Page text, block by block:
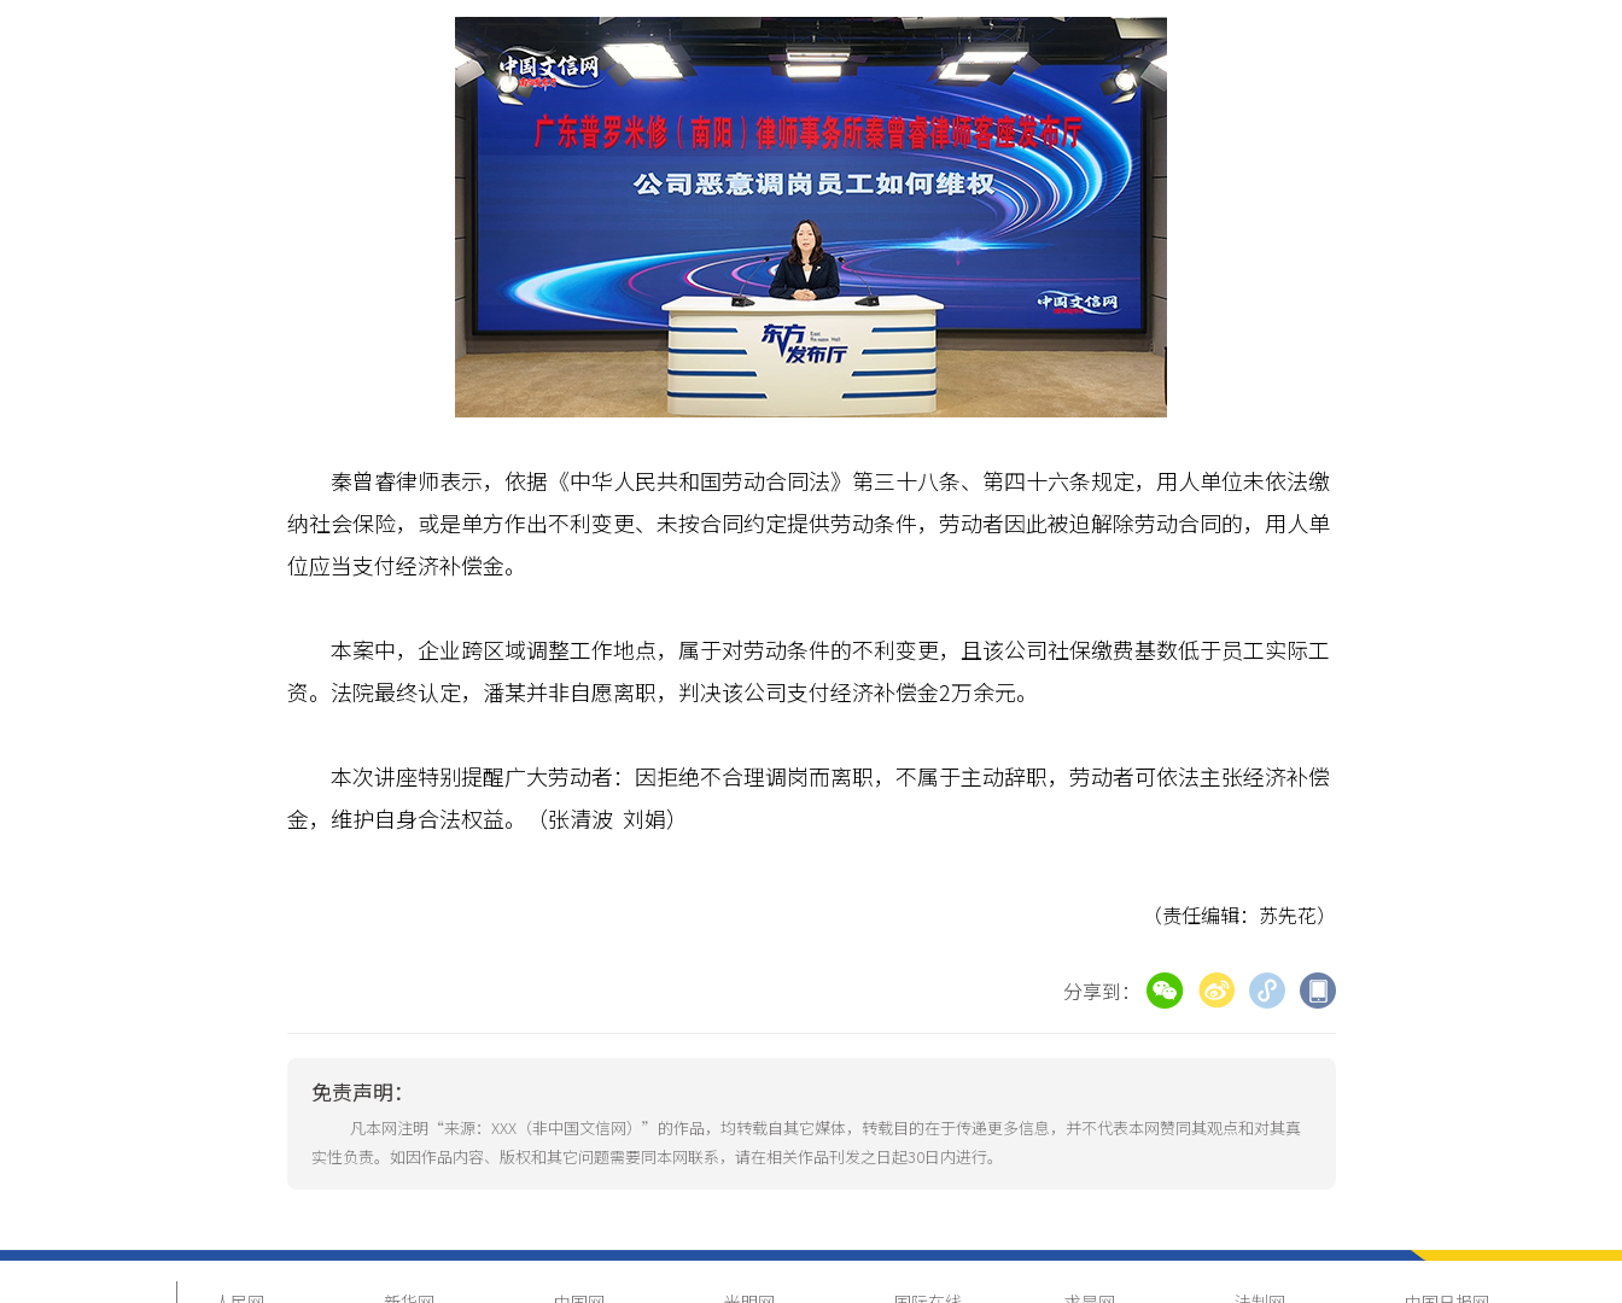
秦曾睿律师表示，依据《中华人民共和国劳动合同法》第三十八条、第四十六条规定，用人单位未依法缴
纳社会保险，或是单方作出不利变更、未按合同约定提供劳动条件，劳动者因此被迫解除劳动合同的，用人单
位应当支付经济补偿金。
本案中，企业跨区域调整工作地点，属于对劳动条件的不利变更，且该公司社保缴费基数低于员工实际工
资。法院最终认定，潘某并非自愿离职，判决该公司支付经济补偿金2万余元。
本次讲座特别提醒广大劳动者：因拒绝不合理调岗而离职，不属于主动辞职，劳动者可依法主张经济补偿
金，维护自身合法权益。（张清波 刘娟）
（责任编辑：苏先花）
分享到：
免责声明：
凡本网注明“来源：XXX（非中国文信网）”的作品，均转载自其它媒体，转载目的在于传递更多信息，并不代表本网赞同其观点和对其真
实性负责。如因作品内容、版权和其它问题需要同本网联系，请在相关作品刊发之日起30日内进行。